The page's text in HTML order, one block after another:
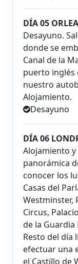
DÍA 05
Desayuno.
donde se
Canal de la
puerto inglés
nuestro
Alojamiento.
Desayuno
DÍA 06
Alojamiento
panorámica
conocer los
Casas del
Westminster,
Circus,
de la Guardia
Resto del día
efectuar una
el Castillo de